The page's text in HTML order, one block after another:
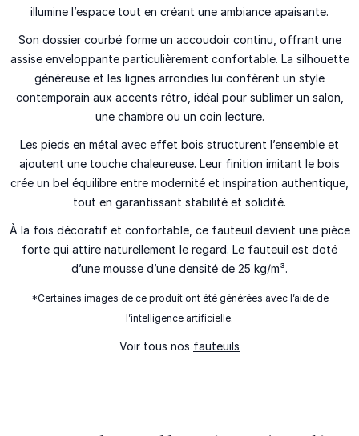
illumine l’espace tout en créant une ambiance apaisante.
Son dossier courbé forme un accoudoir continu, offrant une
assise enveloppante particulièrement confortable. La silhouette
généreuse et les lignes arrondies lui confèrent un style
contemporain aux accents rétro, idéal pour sublimer un salon,
une chambre ou un coin lecture.
Les pieds en métal avec effet bois structurent l’ensemble et
ajoutent une touche chaleureuse. Leur finition imitant le bois
crée un bel équilibre entre modernité et inspiration authentique,
tout en garantissant stabilité et solidité.
À la fois décoratif et confortable, ce fauteuil devient une pièce
forte qui attire naturellement le regard. Le fauteuil est doté
d’une mousse d’une densité de 25 kg/m³.
*Certaines images de ce produit ont été générées avec l’aide de
l’intelligence artificielle.
Voir tous nos fauteuils